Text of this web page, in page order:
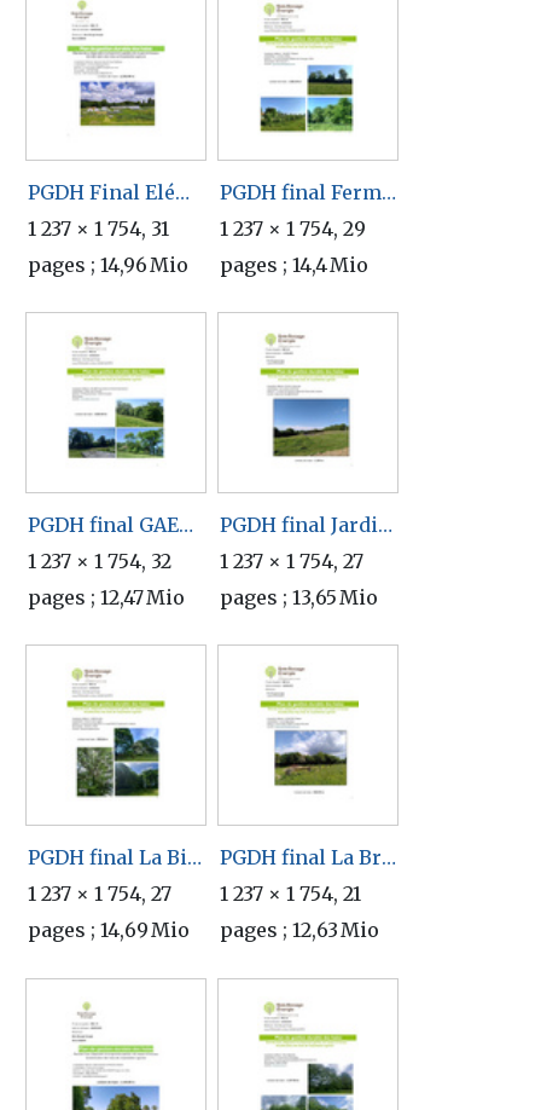
PGDH Final Elément terre.pdf
1 237 × 1 754, 31
pages ; 14,96 Mio
PGDH final Ferme d Elles.pdf
1 237 × 1 754, 29
pages ; 14,4 Mio
PGDH final GAEC Closerie.pdf
1 237 × 1 754, 32
pages ; 12,47 Mio
PGDH final Jardins du Nid Vert.pdf
1 237 × 1 754, 27
pages ; 13,65 Mio
PGDH final La Biologik.pdf
1 237 × 1 754, 27
pages ; 14,69 Mio
PGDH final La Brouette Bleue.pdf
1 237 × 1 754, 21
pages ; 12,63 Mio